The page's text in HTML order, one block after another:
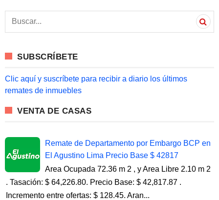
a
h
o
:
SUBSCRÍBETE
Clic aquí y suscríbete para recibir a diario los últimos
remates de inmuebles
VENTA DE CASAS
Remate de Departamento por Embargo BCP en
El Agustino Lima Precio Base $ 42817
Area Ocupada 72.36 m 2 , y Area Libre 2.10 m 2
. Tasación: $ 64,226.80. Precio Base: $ 42,817.87 .
Incremento entre ofertas: $ 128.45. Aran...